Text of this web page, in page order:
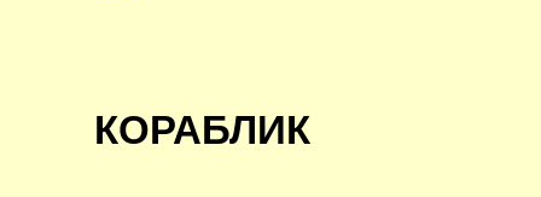
КОРАБЛИК